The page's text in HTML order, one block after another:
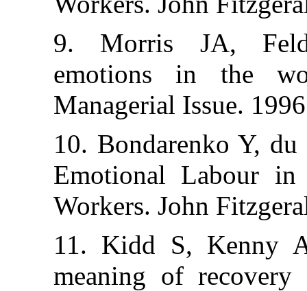
9. Morris
emotions in
Managerial
10.
Emotional
Workers. John
11. Kidd S,
meaning of